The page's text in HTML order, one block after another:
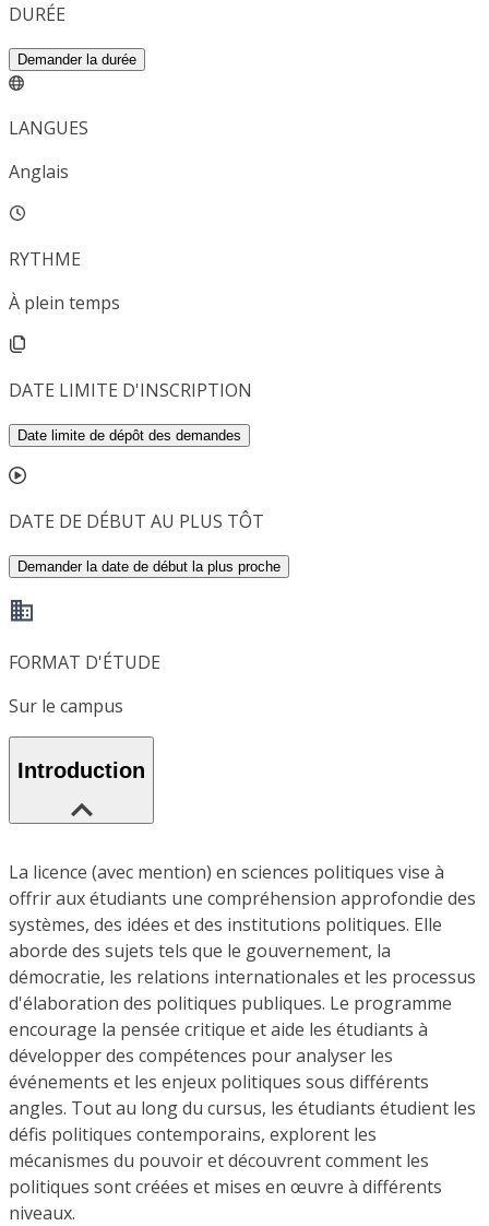
DURÉE
Demander la durée
LANGUES
Anglais
RYTHME
À plein temps
DATE LIMITE D'INSCRIPTION
Date limite de dépôt des demandes
DATE DE DÉBUT AU PLUS TÔT
Demander la date de début la plus proche
FORMAT D'ÉTUDE
Sur le campus
Introduction
La licence (avec mention) en sciences politiques vise à
offrir aux étudiants une compréhension approfondie des
systèmes, des idées et des institutions politiques. Elle
aborde des sujets tels que le gouvernement, la
démocratie, les relations internationales et les processus
d'élaboration des politiques publiques. Le programme
encourage la pensée critique et aide les étudiants à
développer des compétences pour analyser les
événements et les enjeux politiques sous différents
angles. Tout au long du cursus, les étudiants étudient les
défis politiques contemporains, explorent les
mécanismes du pouvoir et découvrent comment les
politiques sont créées et mises en œuvre à différents
niveaux.